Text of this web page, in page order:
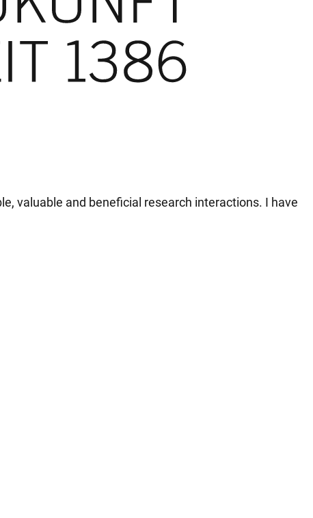
valuable and beneficial research interactions. I have